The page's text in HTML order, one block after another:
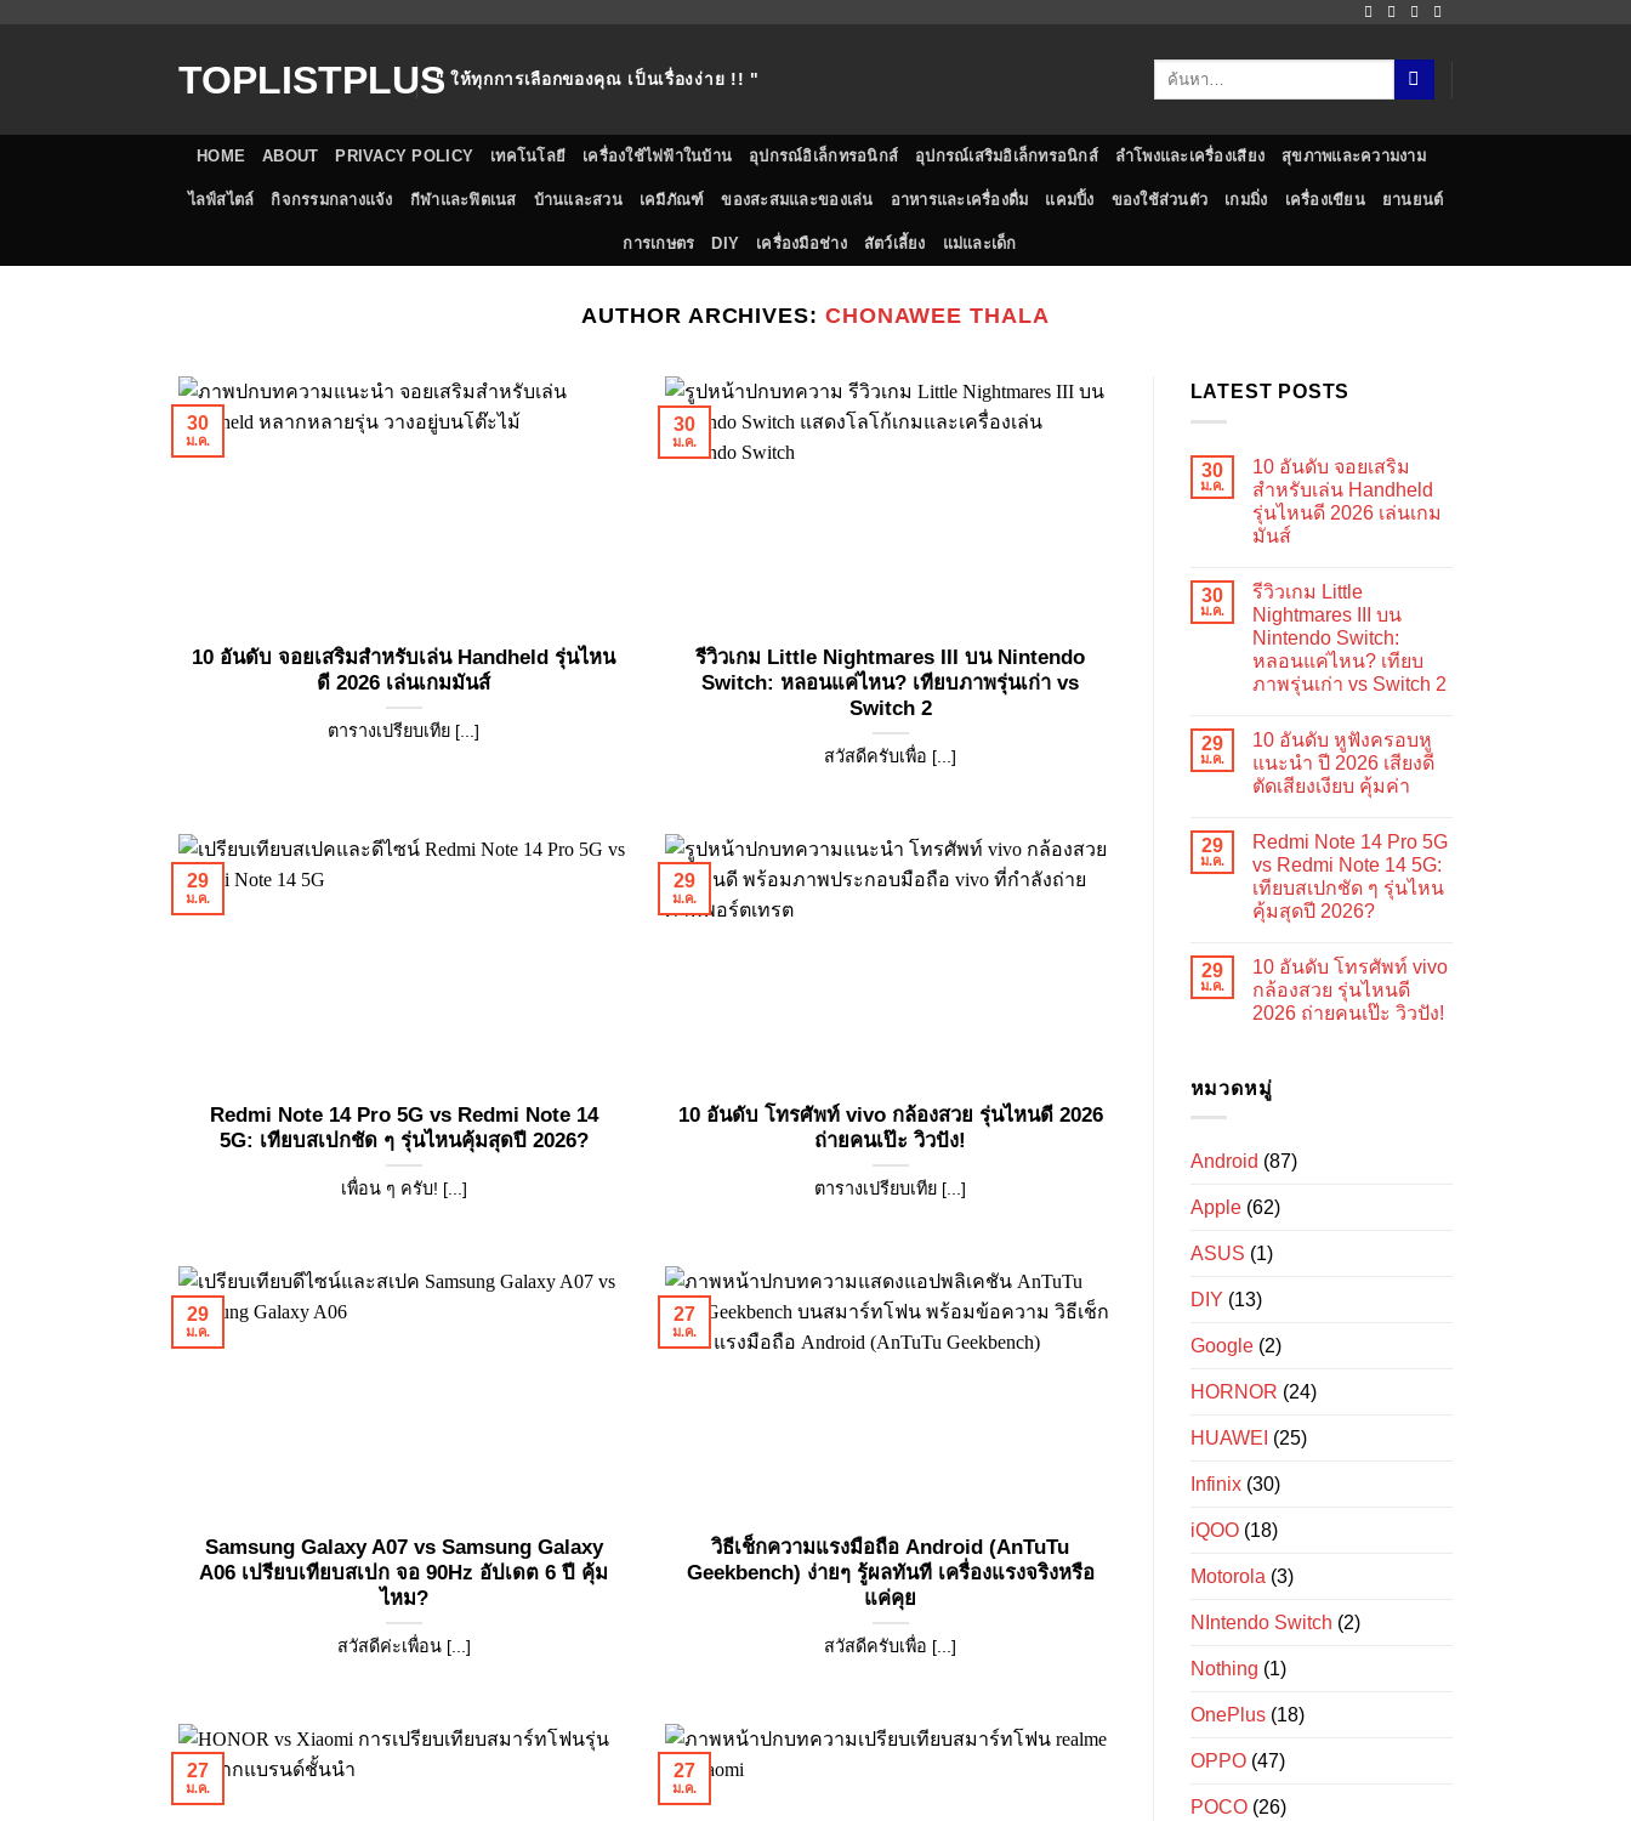
TOPLISTPLUS" ให้ทุกการเลือกของคุณ เป็นเรื่องง่าย !! "
HOME ABOUT PRIVACY POLICY เทคโนโลยี เครื่องใช้ไฟฟ้าในบ้าน อุปกรณ์อิเล็กทรอนิกส์ อุปกรณ์เสริมอิเล็กทรอนิกส์ ลำโพงและเครื่องเสียง สุขภาพและความงาม
ไลฟ์สไตล์ กิจกรรมกลางแจ้ง กีฬาและฟิตเนส บ้านและสวน เคมีภัณฑ์ ของสะสมและของเล่น อาหารและเครื่องดื่ม แคมปิ้ง ของใช้ส่วนตัว เกมมิ่ง เครื่องเขียน ยานยนต์
การเกษตร DIY เครื่องมือช่าง สัตว์เลี้ยง แม่และเด็ก
AUTHOR ARCHIVES: CHONAWEE THALA
10 อันดับ จอยเสริมสำหรับเล่น Handheld รุ่นไหน
ดี 2026 เล่นเกมมันส์
ตารางเปรียบเทีย [...]
30
ม.ค.
รีวิวเกม Little Nightmares III บน Nintendo
Switch: หลอนแค่ไหน? เทียบภาพรุ่นเก่า vs
Switch 2
สวัสดีครับเพื่อ [...]
30
ม.ค.
Redmi Note 14 Pro 5G vs Redmi Note 14
5G: เทียบสเปกชัด ๆ รุ่นไหนคุ้มสุดปี 2026?
เพื่อน ๆ ครับ! [...]
29
ม.ค.
10 อันดับ โทรศัพท์ vivo กล้องสวย รุ่นไหนดี 2026
ถ่ายคนเป๊ะ วิวปัง!
ตารางเปรียบเทีย [...]
29
ม.ค.
Samsung Galaxy A07 vs Samsung Galaxy
A06 เปรียบเทียบสเปก จอ 90Hz อัปเดต 6 ปี คุ้ม
ไหม?
สวัสดีค่ะเพื่อน [...]
29
ม.ค.
วิธีเช็กความแรงมือถือ Android (AnTuTu
Geekbench) ง่ายๆ รู้ผลทันที เครื่องแรงจริงหรือ
แค่คุย
สวัสดีครับเพื่อ [...]
27
ม.ค.
27
ม.ค.
27
ม.ค.
LATEST POSTS
30
ม.ค.
10 อันดับ จอยเสริม
สำหรับเล่น Handheld
รุ่นไหนดี 2026 เล่นเกม
มันส์
เห็น
บน
10
อันดับ
จอย
เสริม
สำหรับ
รุ่น
ไหน
ดี
2026
เล่น
30
ม.ค.
รีวิวเกม Little
Nightmares III บน
Nintendo Switch:
หลอนแค่ไหน? เทียบ
ภาพรุ่นเก่า vs Switch 2
เห็น
รีวิว
เกม
III
บน
Nintendo
Switch:
หลอน
แค่
ไหน?
ภาพ
รุ่น
เก่า
vs
Switch
29
ม.ค.
10 อันดับ หูฟังครอบหู
แนะนำ ปี 2026 เสียงดี
ตัดเสียงเงียบ คุ้มค่า
เห็น
10
อันดับ
หู
ฟัง
แนะนำ
ปี
2026
เสียง
เงียบ
คุ้ม
29
ม.ค.
Redmi Note 14 Pro 5G
vs Redmi Note 14 5G:
เทียบสเปกชัด ๆ รุ่นไหน
คุ้มสุดปี 2026?
เห็น
Redmi
Note
Redmi
เทียบ
สเปก
ๆ
รุ่น
คุ้ม
สุด
2026?
29
ม.ค.
10 อันดับ โทรศัพท์ vivo
กล้องสวย รุ่นไหนดี
2026 ถ่ายคนเป๊ะ วิวปัง!
บน
10
กล้อง
ไหน
ถ่าย
เป๊ะ
วิว
หมวดหมู่
Android (87)
Apple(62)
ASUS (1)
DIY (13)
Google(2)
HORNOR (24)
HUAWEI (25)
Infinix(30)
iQOO(18)
Motorola (3)
NIntendo Switch (2)
Nothing (1)
OnePlus(18)
OPPO(47)
POCO(26)